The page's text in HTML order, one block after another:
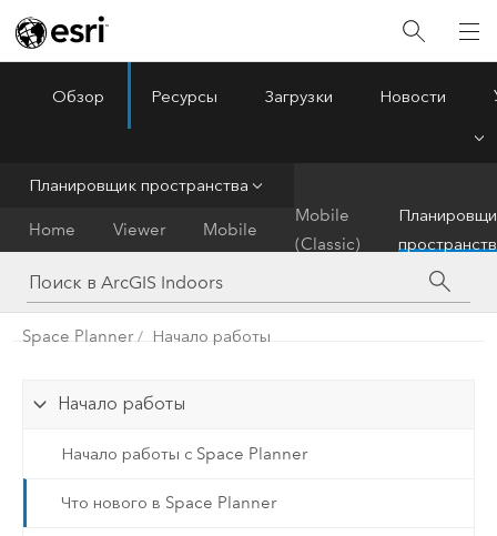
ArcGIS Indoors
Обзор Ресурсы Загрузки Новости
Планировщик пространства
Home Viewer Mobile
Mobile
(Classic)
Space Planner Начало работы
Начало работы
Начало работы с Space Planner
Что нового в Space Planner